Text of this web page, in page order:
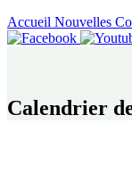
Accueil Nouvelles
Calendrier